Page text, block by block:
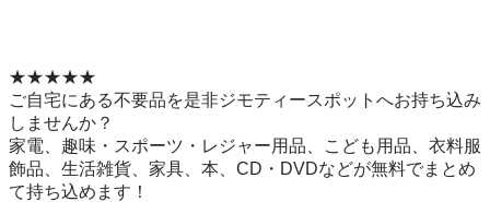
★★★★★
ご自宅にある不要品を是非ジモティースポットへお持ち込み
しませんか？
家電、趣味・スポーツ・レジャー用品、こども用品、衣料服
飾品、生活雑貨、家具、本、CD・DVDなどが無料でまとめ
て持ち込めます！